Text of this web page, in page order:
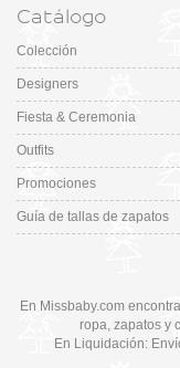
Catálogo
Colección
Designers
Fiesta & Ceremonia
Outfits
Promociones
Guía de tallas de zapatos
En Missbaby.com
ropa, zapatos y
En Liquidación: